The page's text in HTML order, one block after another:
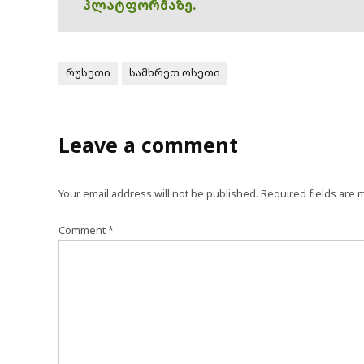
პლატფორმაზე.
რუსეთი სამხრეთ ოსეთი
Leave a comment
Your email address will not be published. Required fields are
Comment*